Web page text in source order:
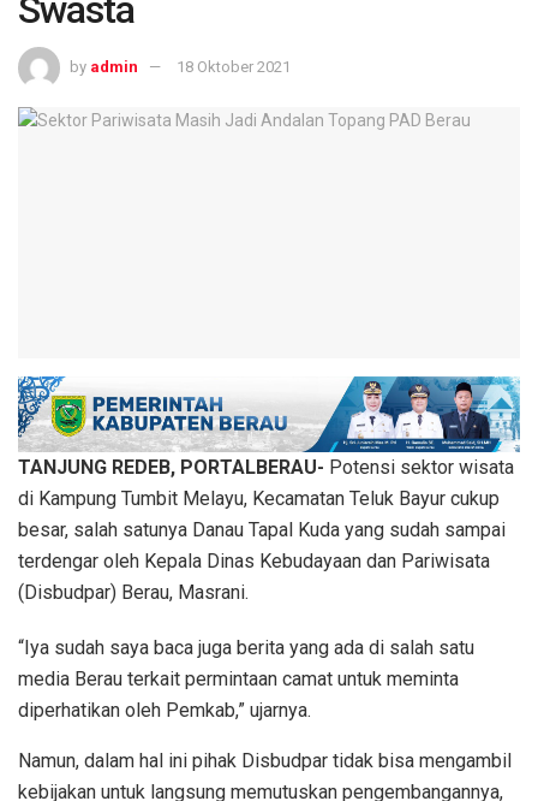
Swasta
by admin 18 Oktober 2021
TANJUNG REDEB, PORTALBERAU- Potensi sektor wisata
di Kampung Tumbit Melayu, Kecamatan Teluk Bayur cukup
besar, salah satunya Danau Tapal Kuda yang sudah sampai
terdengar oleh Kepala Dinas Kebudayaan dan Pariwisata
(Disbudpar) Berau, Masrani.
“Iya sudah saya baca juga berita yang ada di salah satu
media Berau terkait permintaan camat untuk meminta
diperhatikan oleh Pemkab,” ujarnya.
Namun, dalam hal ini pihak Disbudpar tidak bisa mengambil
kebijakan untuk langsung memutuskan pengembangannya,